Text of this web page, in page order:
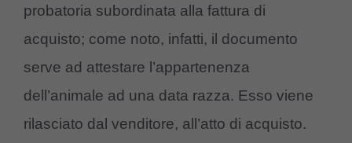
probatoria subordinata alla fattura di
acquisto; come noto, infatti, il documento
serve ad attestare l’appartenenza
dell’animale ad una data razza. Esso viene
rilasciato dal venditore, all’atto di acquisto.